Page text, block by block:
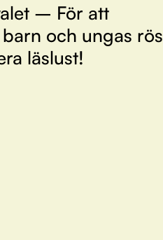
– För att
och ungas
läslust!